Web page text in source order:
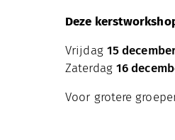
Deze
Vrijdag 15
Zaterdag 16
Voor grotere